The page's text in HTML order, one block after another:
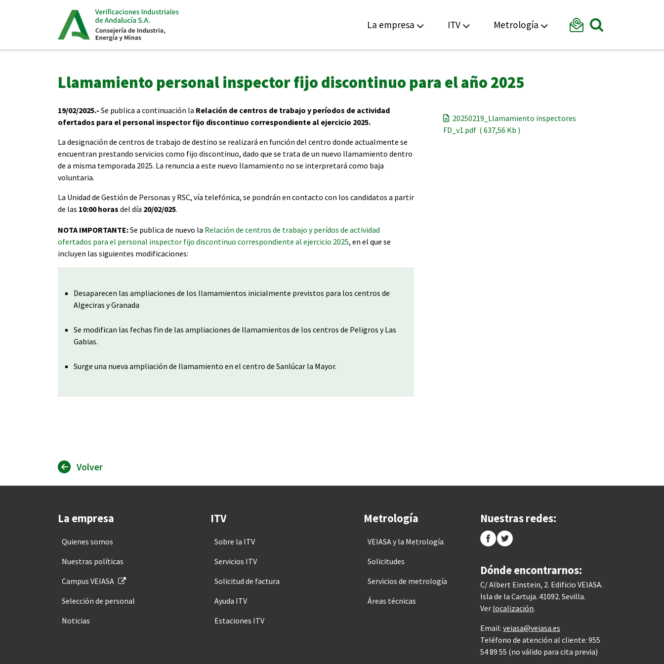
La empresa ITV Metrología Mostrar
Llamamiento personal inspector fijo discontinuo para el año 2025
19/02/2025.- Se publica a continuación la Relación de centros de trabajo y períodos de actividad
ofertados para el personal inspector fijo discontinuo correspondiente al ejercicio 2025.
La designación de centros de trabajo de destino se realizará en función del centro donde actualmente se
encuentran prestando servicios como fijo discontinuo, dado que se trata de un nuevo llamamiento dentro
de a misma temporada 2025. La renuncia a este nuevo llamamiento no se interpretará como baja
voluntaria.
La Unidad de Gestión de Personas y RSC, vía telefónica, se pondrán en contacto con los candidatos a partir
de las 10:00 horas del día 20/02/025.
NOTA IMPORTANTE:Se publica de nuevo la Relación de centros de trabajo y perídos de actividad
ofertados para el personal inspector fijo discontinuo correspondiente al ejercicio 2025, en el que se
incluyen las siguientes modificaciones:
Desaparecen las ampliaciones de los llamamientos inicialmente previstos para los centros de
Algeciras y Granada
Se modifican las fechas fin de las ampliaciones de llamamientos de los centros de Peligros y Las
Gabias.
Surge una nueva ampliación de llamamiento en el centro de Sanlúcar la Mayor.
20250219_Llamamiento inspectores
FD_v1.pdf ( 637,56 Kb )
Volver
La empresa
Quienes somos
Nuestras políticas
Campus VEIASA
Selección de personal
Noticias
ITV
Sobre la ITV
Servicios ITV
Solicitud de factura
Ayuda ITV
Estaciones ITV
Metrología
VEIASA y la Metrología
Solicitudes
Servicios de metrología
Áreas técnicas
Nuestras redes:
Dónde encontrarnos:
C/ Albert Einstein, 2. Edificio VEIASA.
Isla de la Cartuja. 41092. Sevilla.
Ver localización.
Email: veiasa@veiasa.es
Teléfono de atención al cliente: 955
54 89 55 (no válido para cita previa)